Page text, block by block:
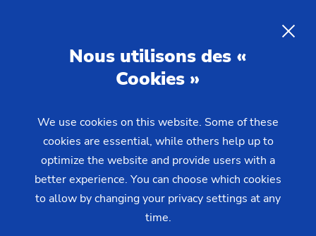
possèdent que peu de pratique sur les machines
EMAG. En nous basant sur la formation de
programmation « EMAG Spezifika » ou sur les
connaissances théoriques déjà existantes, nous
vous offrons la possibilité de mettre en pratique
immédiatement ce que vous avez appris.
Nous utilisons des «
Cookies »
We use cookies on this website. Some of these
cookies are essential, while others help up to
optimize the website and provide users with a
better experience. You can choose which cookies
to allow by changing your privacy settings at any
time.